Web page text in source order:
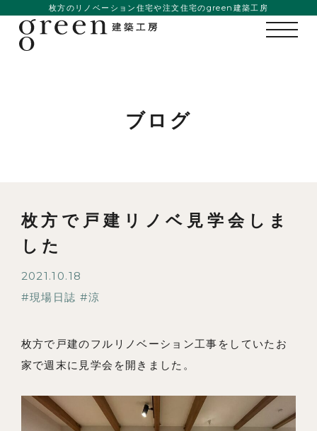
メンバー
お知らせ
ブログ
枚方のリノベーション住宅や注文住宅のgreen建築工房
ブログ
枚方で戸建リノベ見学会しま
した
2021.10.18
現場日誌
涼
枚方で戸建のフルリノベーション工事をしていたお
家で週末に見学会を開きました。